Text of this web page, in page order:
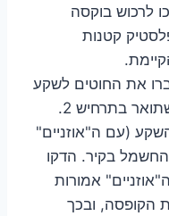
לרכוש בוקסה
קטנות
את החוטים לשקע
בתרחיש 2.
(עם ה"אוזניים"
בקיר. הדקו
אמורות
הקופסה, ובכך